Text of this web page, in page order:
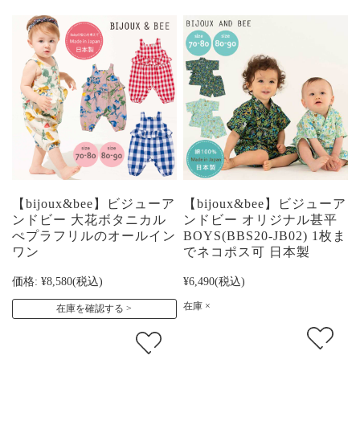
【bijoux&bee】ビジューア
ンドビー 大花ボタニカル
ぺプラフリルのオールイン
ワン
価格: ¥8,580(税込)
在庫を確認する
【bijoux&bee】ビジューア
ンドビー オリジナル甚平
BOYS(BBS20-JB02) 1枚ま
でネコポス可 日本製
¥6,490(税込)
在庫 ×